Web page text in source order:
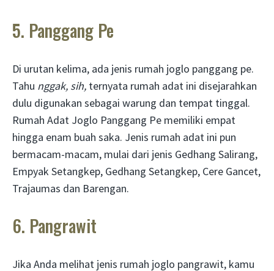
5. Panggang Pe
Di urutan kelima, ada jenis rumah joglo panggang pe.
Tahu nggak, sih, ternyata rumah adat ini disejarahkan
dulu digunakan sebagai warung dan tempat tinggal.
Rumah Adat Joglo Panggang Pe memiliki empat
hingga enam buah saka. Jenis rumah adat ini pun
bermacam-macam, mulai dari jenis Gedhang Salirang,
Empyak Setangkep, Gedhang Setangkep, Cere Gancet,
Trajaumas dan Barengan.
6. Pangrawit
Jika Anda melihat jenis rumah joglo pangrawit, kamu